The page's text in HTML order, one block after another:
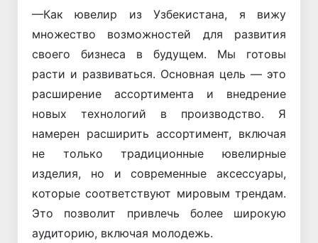
—Как ювелир из Узбекистана, я вижу
множество возможностей для развития
своего бизнеса в будущем. Мы готовы
расти и развиваться. Основная цель — это
расширение ассортимента и внедрение
новых технологий в производство. Я
намерен расширить ассортимент, включая
не только традиционные ювелирные
изделия, но и современные аксессуары,
которые соответствуют мировым трендам.
Это позволит привлечь более широкую
аудиторию, включая молодежь.